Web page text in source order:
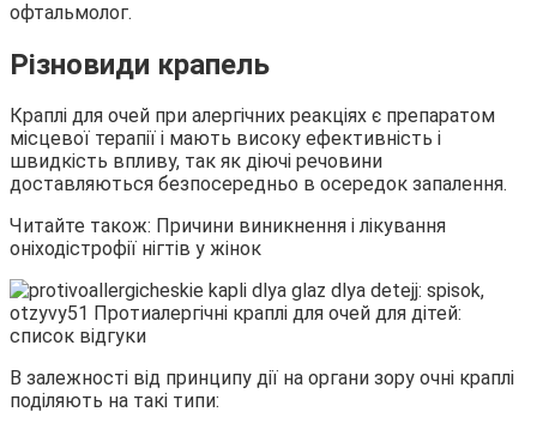
офтальмолог.
Різновиди крапель
Краплі для очей при алергічних реакціях є препаратом
місцевої терапії і мають високу ефективність і
швидкість впливу, так як діючі речовини
доставляються безпосередньо в осередок запалення.
Читайте також: Причини виникнення і лікування
оніходістрофії нігтів у жінок
В залежності від принципу дії на органи зору очні краплі
поділяють на такі типи: